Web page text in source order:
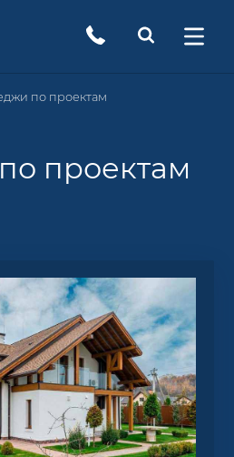
по проектам
проектам